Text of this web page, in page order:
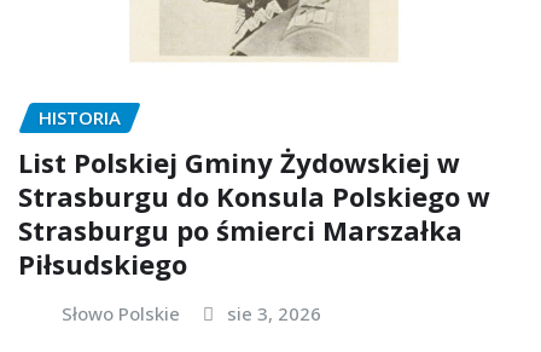
HISTORIA
List Polskiej Gminy Żydowskiej w
Strasburgu do Konsula Polskiego w
Strasburgu po śmierci Marszałka
Piłsudskiego
Słowo Polskie sie 3, 2026